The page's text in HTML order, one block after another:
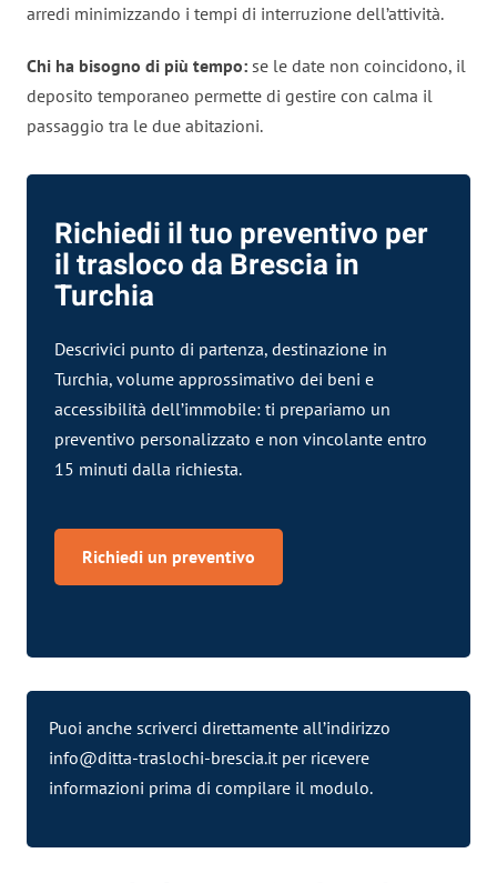
arredi minimizzando i tempi di interruzione dell’attività.
Chi ha bisogno di più tempo: se le date non coincidono, il
deposito temporaneo permette di gestire con calma il
passaggio tra le due abitazioni.
Richiedi il tuo preventivo per
il trasloco da Brescia in
Turchia
Descrivici punto di partenza, destinazione in
Turchia, volume approssimativo dei beni e
accessibilità dell’immobile: ti prepariamo un
preventivo personalizzato e non vincolante entro
15 minuti dalla richiesta.
Richiedi un preventivo
Puoi anche scriverci direttamente all’indirizzo
info@ditta-traslochi-brescia.it per ricevere
informazioni prima di compilare il modulo.